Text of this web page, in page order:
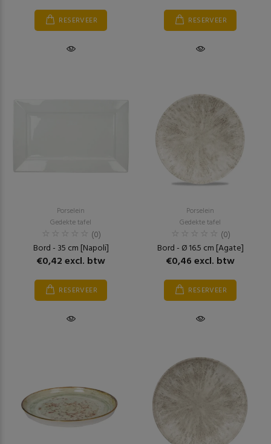
RESERVEER RESERVEER
Porselein
Gedekte tafel
(0)
Bord - 35 cm [Napoli]
€0,42 excl. btw
RESERVEER
Porselein
Gedekte tafel
(0)
Bord - Ø 16.5 cm [Agate]
€0,46 excl. btw
RESERVEER